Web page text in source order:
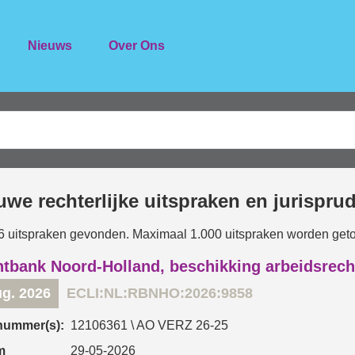
Nieuws Over Ons
rechterlijke uitspraken en
uitspraken gevonden. Maximaal 1.000 uitspraken worden
Noord-Holland, beschikking
2026 ECLI:NL:RBNHO:2026:9858
12106361 \ AO VERZ 26-25
29-05-2026